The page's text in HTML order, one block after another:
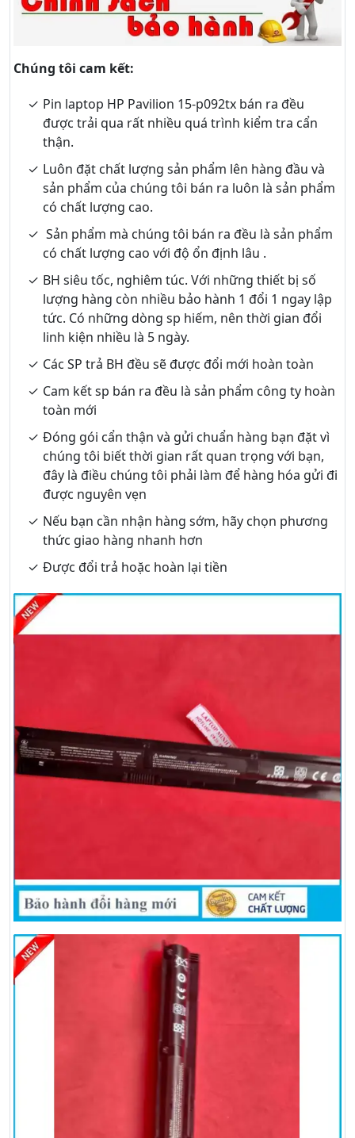
Chúng tôi cam kết:
Pin laptop HP Pavilion 15-p092tx bán ra đều
được trải qua rất nhiều quá trình kiểm tra cẩn
thận.
Luôn đặt chất lượng sản phẩm lên hàng đầu và
sản phẩm của chúng tôi bán ra luôn là sản phẩm
có chất lượng cao.
Sản phẩm mà chúng tôi bán ra đều là sản phẩm
có chất lượng cao với độ ổn định lâu .
BH siêu tốc, nghiêm túc. Với những thiết bị số
lượng hàng còn nhiều bảo hành 1 đổi 1 ngay lập
tức. Có những dòng sp hiếm, nên thời gian đổi
linh kiện nhiều là 5 ngày.
Các SP trả BH đều sẽ được đổi mới hoàn toàn
Cam kết sp bán ra đều là sản phẩm công ty hoàn
toàn mới
Đóng gói cẩn thận và gửi chuẩn hàng bạn đặt vì
chúng tôi biết thời gian rất quan trọng với bạn,
đây là điều chúng tôi phải làm để hàng hóa gửi đi
được nguyên vẹn
Nếu bạn cần nhận hàng sớm, hãy chọn phương
thức giao hàng nhanh hơn
Được đổi trả hoặc hoàn lại tiền